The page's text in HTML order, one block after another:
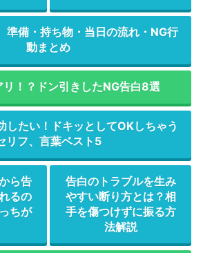
準備・持ち物・当日の流れ・NG行
動まとめ
リ！？ドン引きしたNG告白8選
したい！ドキッとしてOKしちゃう
リフ、言葉ベスト5
ら告
るの
ちが
告白のトラブルを生み
やすい断り方とは？相
手を傷つけずに振る方
法解説